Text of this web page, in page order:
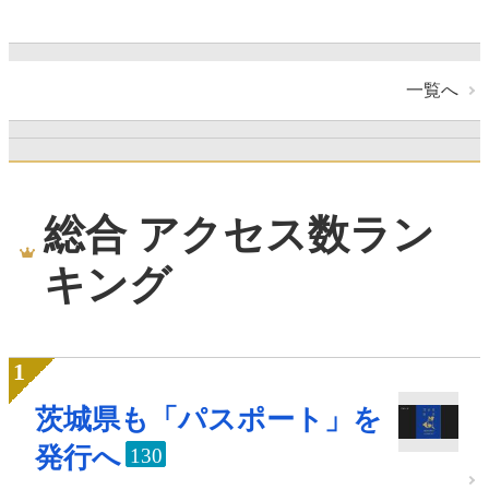
一覧へ
総合 アクセス数ラン
キング
茨城県も「パスポート」を
発行へ 130